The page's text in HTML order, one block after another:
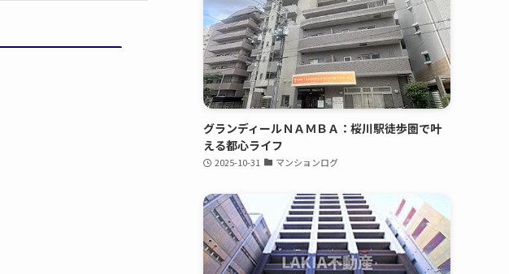
グランディールＮＡＭＢＡ：桜川駅徒歩圏で叶
える都心ライフ
2025-10-31 マンションログ